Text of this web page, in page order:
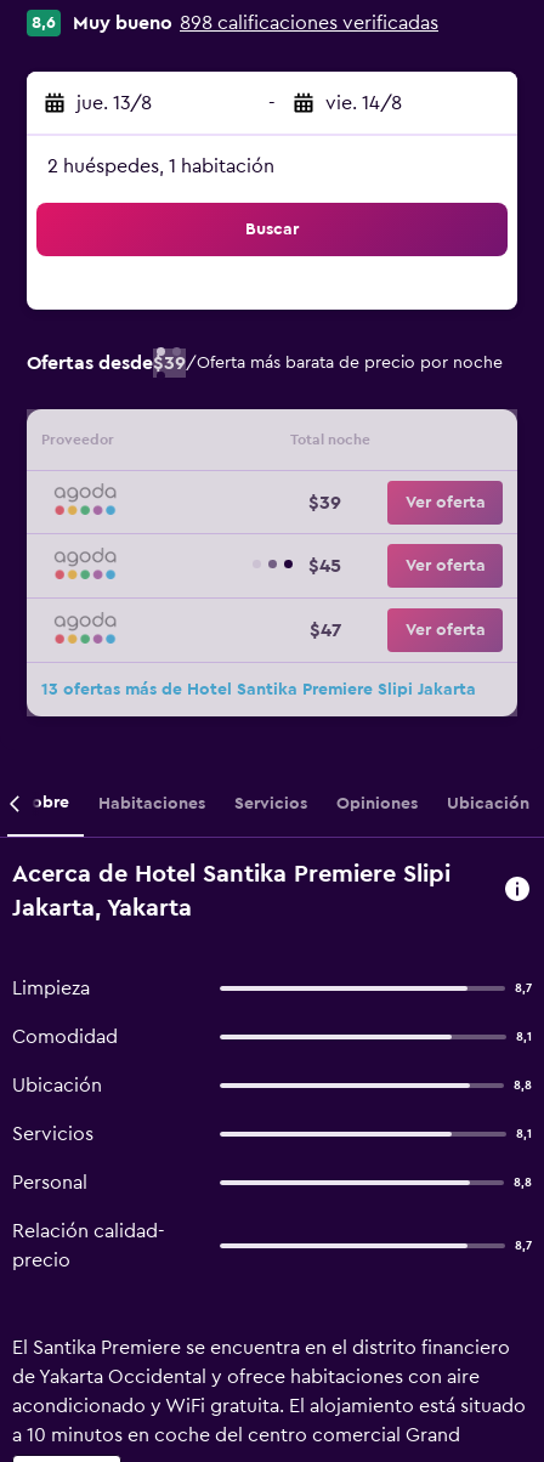
8,6 Muy bueno 898 calificaciones verificadas
jue. 13/8 - vie. 14/8
2 huéspedes, 1 habitación
Buscar
Ofertas desde$39/Oferta más barata de precio por noche
Proveedor Total noche
$39 Ver oferta
$45 Ver oferta
$47 Ver oferta
13 ofertas más de Hotel Santika Premiere Slipi Jakarta
Sobre Habitaciones Servicios Opiniones Ubicación
Acerca de Hotel Santika Premiere Slipi
Jakarta, Yakarta
Limpieza 8,7
Comodidad 8,1
Ubicación 8,8
Servicios 8,1
Personal 8,8
Relación calidad-
precio
8,7
El Santika Premiere se encuentra en el distrito financiero
de Yakarta Occidental y ofrece habitaciones con aire
acondicionado y WiFi gratuita. El alojamiento está situado
a 10 minutos en coche del centro comercial Grand